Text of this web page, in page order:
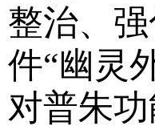
整治、
件“幽灵
对普朱